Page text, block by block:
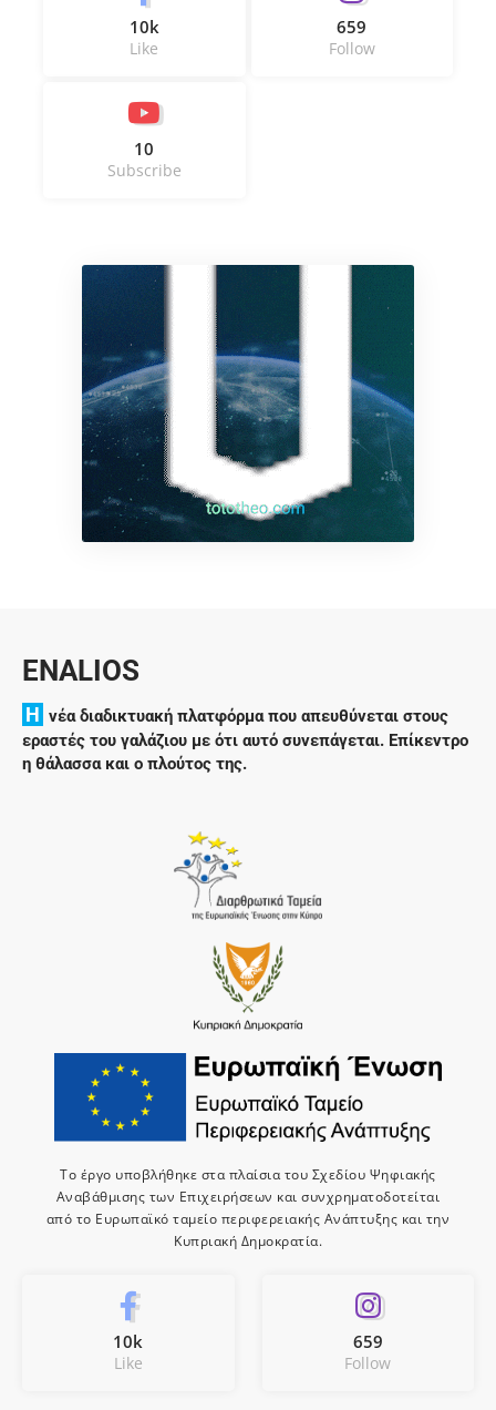
10k
Like
659
Follow
10
Subscribe
ENALIOS
H νέα διαδικτυακή πλατφόρμα που απευθύνεται στους
εραστές του γαλάζιου με ότι αυτό συνεπάγεται. Επίκεντρο
η θάλασσα και ο πλούτος της.
Το έργο υποβλήθηκε στα πλαίσια του Σχεδίου Ψηφιακής
Αναβάθμισης των Επιχειρήσεων και συνχρηματοδοτείται
από το Ευρωπαϊκό ταμείο περιφερειακής Ανάπτυξης και την
Κυπριακή Δημοκρατία.
10k
Like
659
Follow